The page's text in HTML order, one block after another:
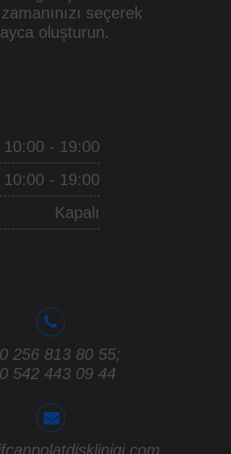
seçerek
oluşturun.
10:00 - 19:00
10:00 - 19:00
Kapalı
256 813 80 55;
542 443 09 44